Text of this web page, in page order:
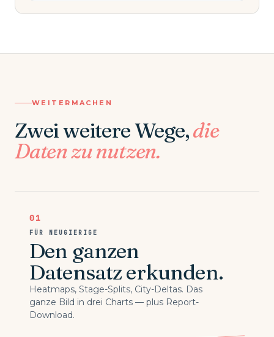
WEITERMACHEN
Zwei weitere Wege,die
Daten zu nutzen.
01
FÜR NEUGIERIGE
Den ganzen
Datensatz erkunden.
Heatmaps, Stage-Splits, City-Deltas. Das
ganze Bild in drei Charts — plus Report-
Download.